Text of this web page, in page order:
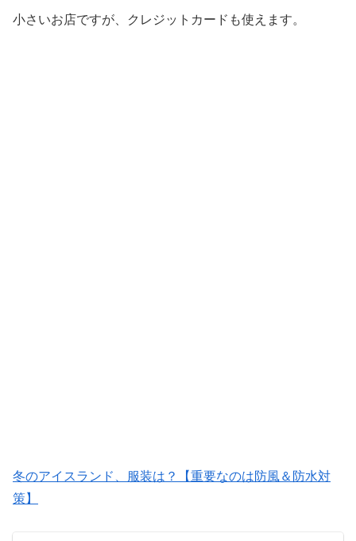
小さいお店ですが、クレジットカードも使えます。
冬のアイスランド、服装は？【重要なのは防風＆防水対
策】